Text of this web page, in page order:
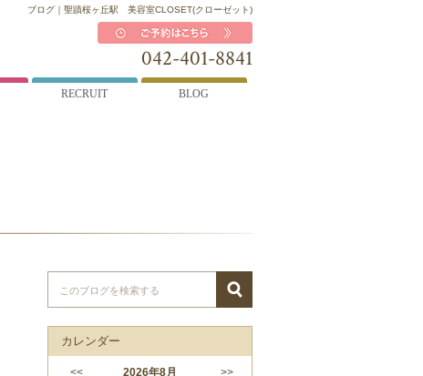
ブログ｜聖蹟桜ヶ丘駅 美容室CLOSET(クローゼット)
042-401-8841
RECRUIT BLOG
カレンダー
2026年8月
<< >>